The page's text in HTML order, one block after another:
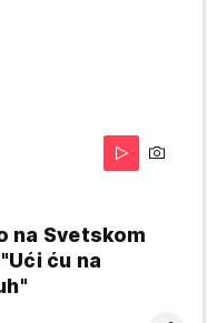
na Svetskom
ću na